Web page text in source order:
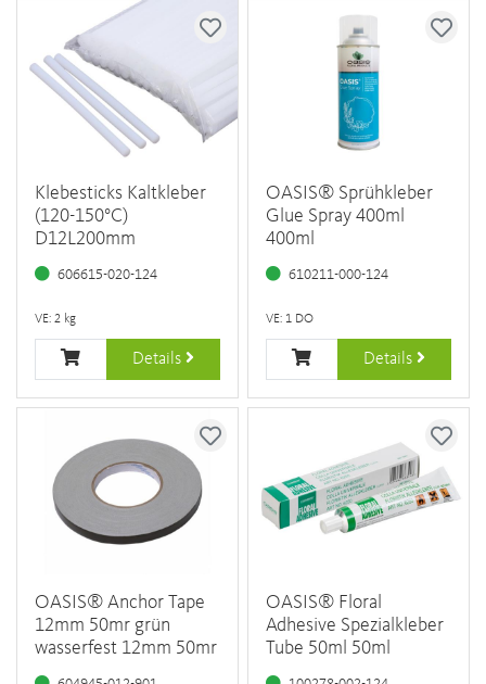
Klebesticks Kaltkleber
(120-150°C)
D12L200mm
606615-020-124
VE: 2 kg
Details
OASIS® Sprühkleber
Glue Spray 400ml
400ml
610211-000-124
VE: 1 DO
Details
OASIS® Anchor Tape
12mm 50mr grün
wasserfest 12mm 50mr
OASIS® Floral
Adhesive Spezialkleber
Tube 50ml 50ml